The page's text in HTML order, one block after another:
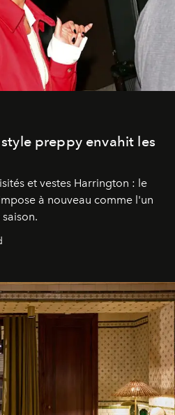
preppy envahit les
et vestes Harrington : le
à nouveau comme l'un